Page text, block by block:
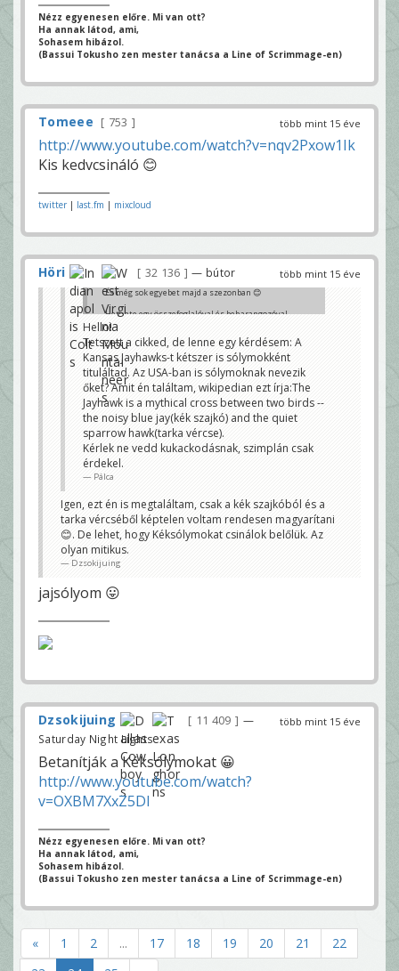
Nézz egyenesen előre. Mi van ott?
Ha annak látod, ami,
Sohasem hibázol.
(Bassui Tokusho zen mester tanácsa a Line of Scrimmage-en)
több mint 15 éve
Tomeee 753
http://www.youtube.com/watch?v=nqv2Pxow1Ik
Kis kedvcsináló 😊
twitter | last.fm | mixcloud
több mint 15 éve
Höri 32 136 — bútor
És még sok egyebet majd a szezonban 😊
Hetente egy összefoglalóval és beharangozóval
biztosan jelentkezem + ami belefér: portrék,
konferenciaváltozások stb.
A rövidhíreknél rendszeresen találkozhattok Big 12
infókkal, ide pedig várok minden ötletet,
hozzászólást stb.
Dzsokijuing
Hello!
Tetszett a cikked, de lenne egy kérdésem: A
Kansas Jayhawks-t kétszer is sólymokként
tituláltad. Az USA-ban is sólymoknak nevezik
őket? Amit én találtam, wikipedian ezt írja:The
Jayhawk is a mythical cross between two birds --
the noisy blue jay(kék szajkó) and the quiet
sparrow hawk(tarka vércse).
Kérlek ne vedd kukackodásnak, szimplán csak
érdekel.
Pálca
Igen, ezt én is megtaláltam, csak a kék szajkóból és a
tarka vércséből képtelen voltam rendesen magyarítani
😊. De lehet, hogy Kéksólymokat csinálok belőlük. Az
olyan mitikus.
Dzsokijuing
jajsólyom 😛
több mint 15 éve
Dzsokijuing 11 409
—
Saturday Night Lights
Betanítják a Kéksólymokat 😀
http://www.youtube.com/watch?
v=OXBM7XxZ5DI
Nézz egyenesen előre. Mi van ott?
Ha annak látod, ami,
Sohasem hibázol.
(Bassui Tokusho zen mester tanácsa a Line of Scrimmage-en)
« 1 2 ... 17 18 19 20 21
22